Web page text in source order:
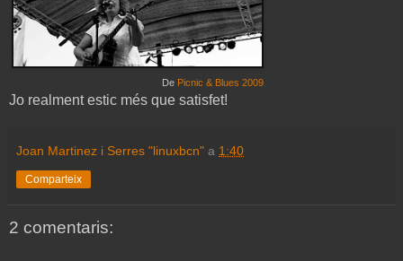
De Picnic & Blues 2009
Jo realment estic més que satisfet!
Joan Martinez i Serres "linuxbcn" a 1:40
Comparteix
2 comentaris: